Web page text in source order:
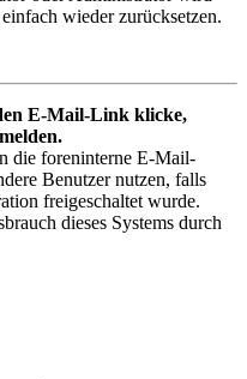
wieder zurücksetzen.
E-Mail-Link klicke,
die foreninterne E-Mail-
Benutzer nutzen, falls
freigeschaltet wurde.
dieses Systems durch